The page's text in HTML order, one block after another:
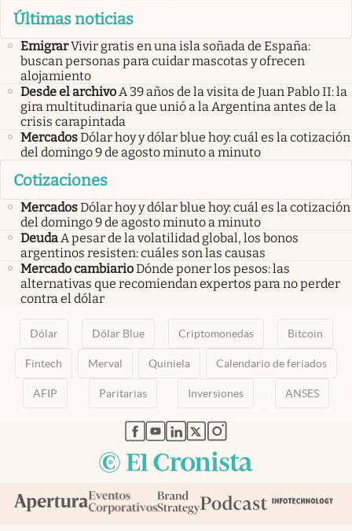
Últimas noticias
EmigrarVivir gratis en una isla soñada de España:
buscan personas para cuidar mascotas y ofrecen
alojamiento
Desde el archivoA 39 años de la visita de Juan Pablo II: la
gira multitudinaria que unió a la Argentina antes de la
crisis carapintada
MercadosDólar hoy y dólar blue hoy: cuál es la cotización
del domingo 9 de agosto minuto a minuto
Cotizaciones
MercadosDólar hoy y dólar blue hoy: cuál es la cotización
del domingo 9 de agosto minuto a minuto
Deuda A pesar de la volatilidad global, los bonos
argentinos resisten: cuáles son las causas
Mercado cambiarioDónde poner los pesos: las
alternativas que recomiendan expertos para no perder
contra el dólar
Dólar Dólar Blue Criptomonedas Bitcoin
Fintech Merval Quiniela Calendario de feriados
AFIP Paritarias Inversiones ANSES
abre en nueva pestaña
abre en nueva pestaña
abre en nueva pestaña
abre en nueva pestaña
abre en nueva pestaña